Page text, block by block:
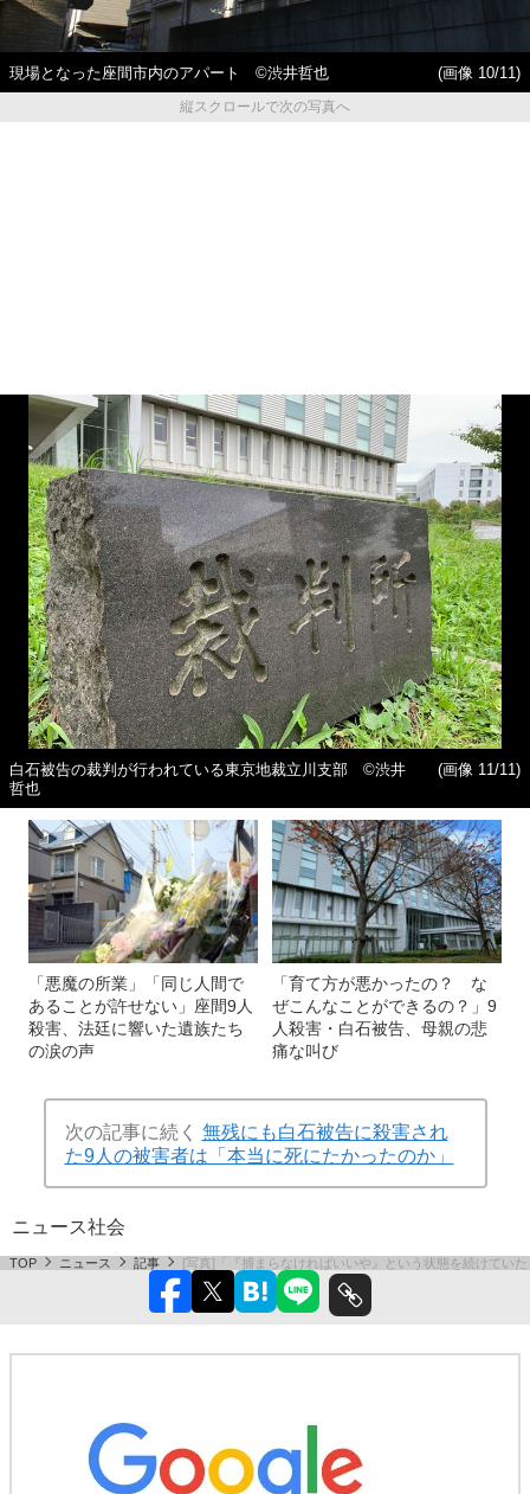
現場となった座間市内のアパート ©️渋井哲也
(画像 10/11)
縦スクロールで次の写真へ
白石被告の裁判が行われている東京地裁立川支部 ©渋井
哲也
(画像 11/11)
「悪魔の所業」「同じ人間で
あることが許せない」座間9人
殺害、法廷に響いた遺族たち
の涙の声
「育て方が悪かったの？ な
ぜこんなことができるの？」9
人殺害・白石被告、母親の悲
痛な叫び
次の記事に続く 無残にも白石被告に殺害され
た9人の被害者は「本当に死にたかったのか」
ニュース社会
TOP ニュース 記事 [写真]「『捕まらなければいいや』という状態を続けてい